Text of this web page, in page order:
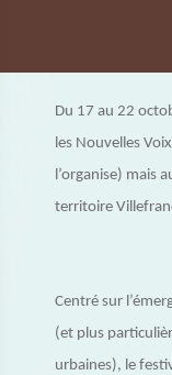
Du 17 au 22
les Nouvelles
l’organise) mais
territoire
Centré sur
(et plus
urbaines), le